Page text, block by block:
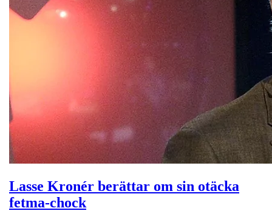
Lasse Kronér berättar om sin otäcka
fetma-chock